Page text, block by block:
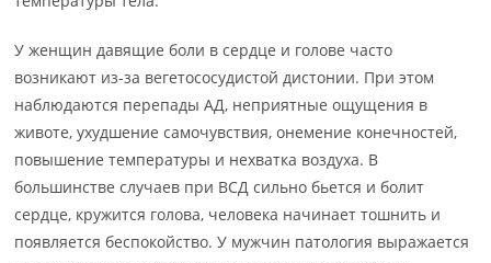
У женщин давящие боли в сердце и голове часто
возникают из-за вегетососудистой дистонии. При этом
наблюдаются перепады АД, неприятные ощущения в
животе, ухудшение самочувствия, онемение конечностей,
повышение температуры и нехватка воздуха. В
большинстве случаев при ВСД сильно бьется и болит
сердце, кружится голова, человека начинает тошнить и
появляется беспокойство. У мужчин патология выражается